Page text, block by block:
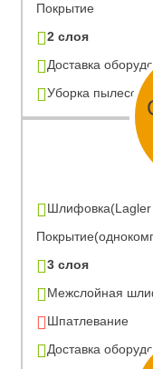
Покрытие
2 слоя
Доставка
Уборка пылесосом
Шлифовка(Lagler
3 слоя
Межслойная
Шпатлевание
Доставка